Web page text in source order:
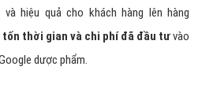
hiệu quả cho khách hàng lên hàng
tốn thời gian và chi phí đã đầu tưvào
dược phẩm.